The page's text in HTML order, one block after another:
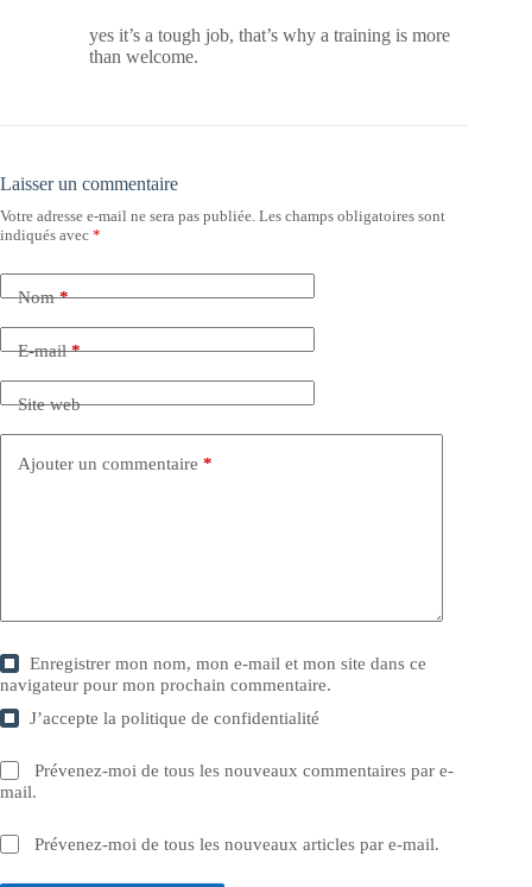
yes it’s a tough job, that’s why a training is more
than welcome.
Laisser un commentaire
Votre adresse e-mail ne sera pas publiée. Les champs obligatoires sont
indiqués avec *
Nom*
E-mail*
Site web
Ajouter un commentaire *
Enregistrer mon nom, mon e-mail et mon site dans ce
navigateur pour mon prochain commentaire.
J’accepte lapolitique de confidentialité
Prévenez-moi de tous les nouveaux commentaires par e-
mail.
Prévenez-moi de tous les nouveaux articles par e-mail.